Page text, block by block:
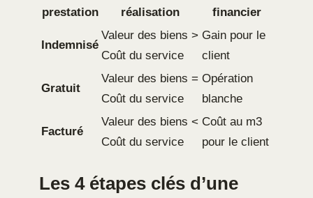
prestation
réalisation
financier
Indemnisé
Valeur des biens >
Coût du service
Gain pour le
client
Gratuit
Valeur des biens =
Coût du service
Opération
blanche
Facturé
Valeur des biens <
Coût du service
Coût au m3
pour le client
Les 4 étapes clés d’une